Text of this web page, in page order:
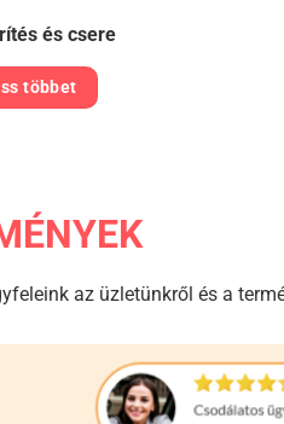
és csere
többet
az üzletünkről és a